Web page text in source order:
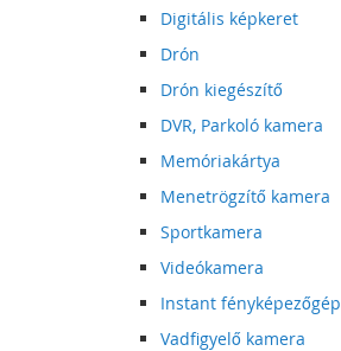
Digitális képkeret
Drón
Drón kiegészítő
DVR, Parkoló kamera
Memóriakártya
Menetrögzítő kamera
Sportkamera
Videókamera
Instant fényképezőgép
Vadfigyelő kamera